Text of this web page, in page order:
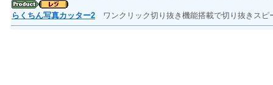
らくちん写真カッター2 ワンクリック切り抜き機能搭載で切り抜きス